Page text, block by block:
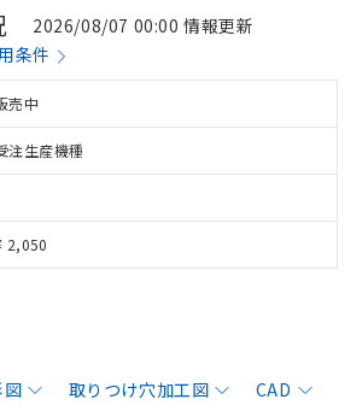
2026/08/07 00:00 情報更新
条件
売中
注生産機種
2,050
図 取りつけ穴加工図
CAD